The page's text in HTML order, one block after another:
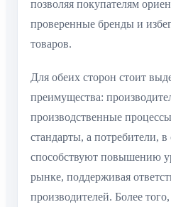
позволяя покупателям
проверенные бренды и
товаров.
Для обеих сторон стоит
преимущества:
производственные
стандарты, а потребители,
способствуют повышению
рынке, поддерживая
производителей. Более